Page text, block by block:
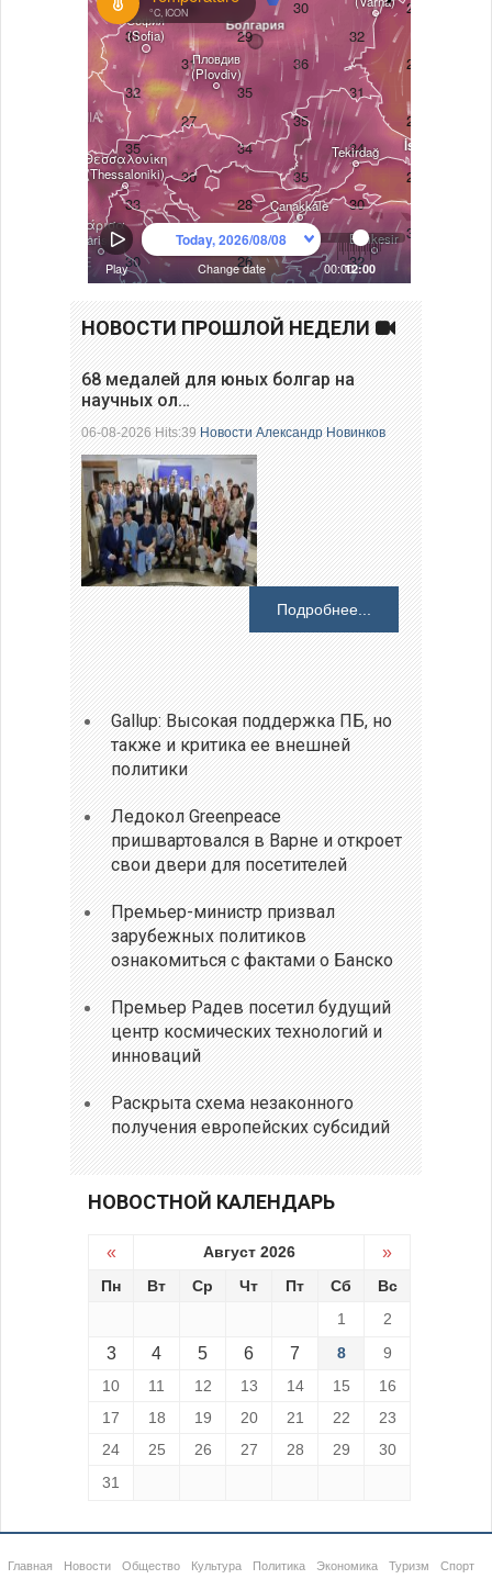
НОВОСТИ ПРОШЛОЙ НЕДЕЛИ
68 медалей для юных болгар на
научных ол…
06-08-2026 Hits:39Новости Александр Новинков
Подробнее...
Gallup: Высокая поддержка ПБ, но
также и критика ее внешней
политики
Ледокол Greenpeace
пришвартовался в Варне и откроет
свои двери для посетителей
Премьер-министр призвал
зарубежных политиков
ознакомиться с фактами о Банско
Премьер Радев посетил будущий
центр космических технологий и
инноваций
Раскрыта схема незаконного
получения европейских субсидий
НОВОСТНОЙ КАЛЕНДАРЬ
« Август 2026 »
Пн Вт Ср Чт Пт Сб
Вс
1
2
3 4 5 6 7 8
9
10
11 12 13 14 15
16
17
18 19 20 21 22
23
24
25 26 27 28 29
30
31
Главная Новости Общество Культура Политика Экономика Туризм Спорт